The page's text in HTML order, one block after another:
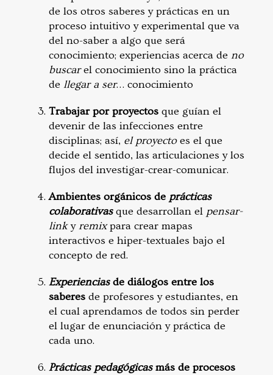
de los otros saberes y prácticas en un
proceso intuitivo y experimental que va
del no-saber a algo que será
conocimiento; experiencias acerca de no
buscarel conocimiento sino la práctica
de llegar a ser… conocimiento
Trabajar por proyectos que guían el
devenir de las infecciones entre
disciplinas; así, el proyectoes el que
decide el sentido, las articulaciones y los
flujos del investigar-crear-comunicar.
Ambientes orgánicos de prácticas
colaborativasque desarrollan el pensar-
linkyremixpara crear mapas
interactivos e hiper-textuales bajo el
concepto de red.
Experienciasde diálogos entre los
saberes de profesores y estudiantes, en
el cual aprendamos de todos sin perder
el lugar de enunciación y práctica de
cada uno.
Prácticas pedagógicasmás de procesos